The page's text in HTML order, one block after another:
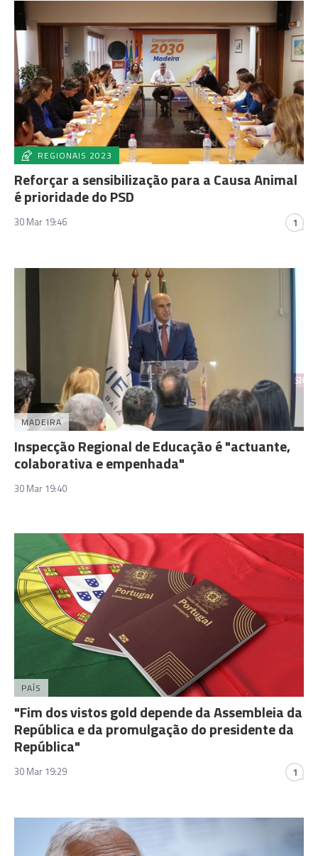
REGIONAIS 2023
Reforçar a sensibilização para a Causa Animal
é prioridade do PSD
30 Mar 19:46 1
MADEIRA
Inspecção Regional de Educação é "actuante,
colaborativa e empenhada"
30 Mar 19:40
PAÍS
"Fim dos vistos gold depende da Assembleia da
República e da promulgação do presidente da
República"
30 Mar 19:29 1